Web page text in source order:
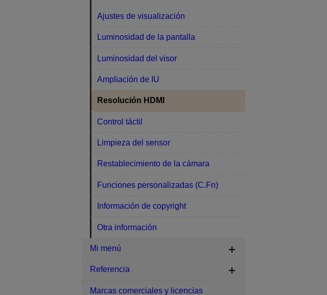
Ajustes de visualización
Luminosidad de la pantalla
Luminosidad del visor
Ampliación de IU
Resolución HDMI
Control táctil
Limpieza del sensor
Restablecimiento de la cámara
Funciones personalizadas (C.Fn)
Información de copyright
Otra información
Mi menú
Referencia
Marcas comerciales y licencias